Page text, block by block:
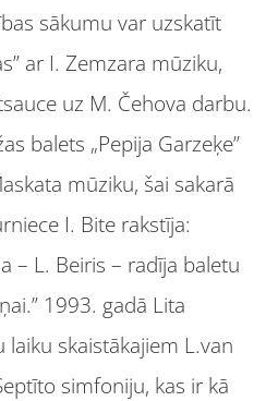
sākumu var uzskatīt
ar I. Zemzara mūziku,
uz M. Čehova darbu.
balets „Pepija Garzeķe”
mūziku, šai sakarā
I. Bite rakstīja:
– L. Beiris – radīja baletu
1993. gadā Lita
skaistākajiem L.van
simfoniju, kas ir kā